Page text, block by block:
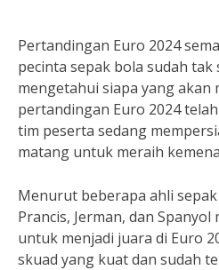
Pertandingan Euro 2024
pecinta sepak bola sudah
mengetahui siapa yang akan
pertandingan Euro 2024
tim peserta sedang
matang untuk meraih
Menurut beberapa ahli
Prancis, Jerman, dan
untuk menjadi juara di Euro
skuad yang kuat dan sudah